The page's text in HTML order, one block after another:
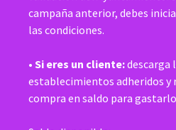
campaña anterior, debes
las condiciones.
• Si eres un cliente:descarga
establecimientos adheridos y
compra en saldo para